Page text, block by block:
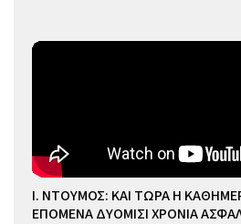
Ι. ΝΤΟΥΜΟΣ: ΚΑΙ ΤΩΡΑ Η
ΕΠΟΜΕΝΑ ΔΥΟΜΙΣΙ ΧΡΟΝΙΑ